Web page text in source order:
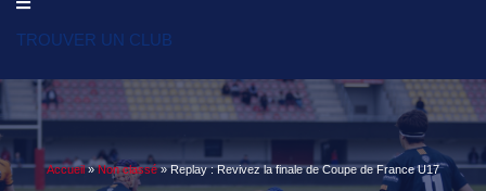
TROUVER UN CLUB
Accueil»Non classé»Replay : Revivez la finale de Coupe de France U17